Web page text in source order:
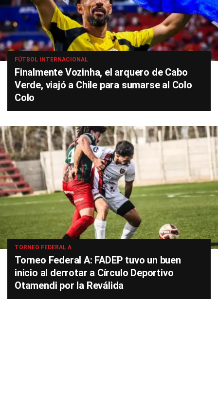
FÚTBOL INTERNACIONAL
Finalmente Vozinha, el arquero de Cabo
Verde, viajó a Chile para sumarse al Colo
Colo
TORNEO FEDERAL A
Torneo Federal A: FADEP tuvo un buen
inicio al derrotar a Círculo Deportivo
Otamendi por la Reválida